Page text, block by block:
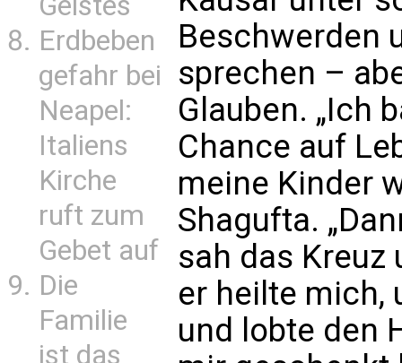
Erdbeben
gefahr bei
Neapel:
Italiens
Kirche
ruft zum
Gebet auf
Die
Familie
ist das
Beschwerden
sprechen –
Glauben. „Ich
Chance auf
meine Kinder
Shagufta.
sah das Kreuz
er heilte mich,
und lobte den